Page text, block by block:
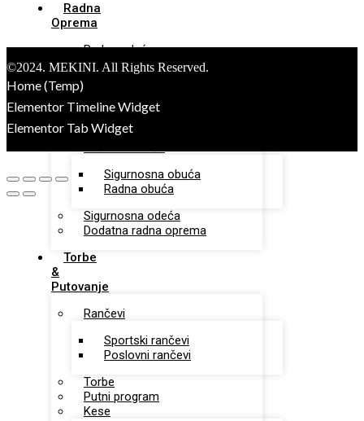
Radna
Oprema
Radna odeća
Radne pantalone
Radne bermude
Radni prsluci
Sigurnosna obuća
Radna obuća
Sigurnosna odeća
Dodatna radna oprema
Torbe
&
Putovanje
Rančevi
Sportski rančevi
Poslovni rančevi
Torbe
Putni program
Kese
©2024. MEKINI. All Rights Reserved.
Home (Temp)
Elementor Timeline Widget
Elementor Tab Widget